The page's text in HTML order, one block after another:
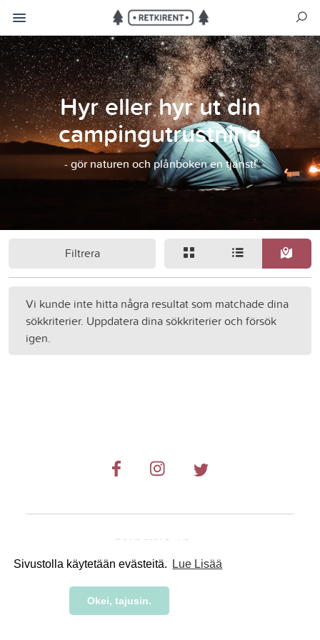
Sivustolla käytetään evästeitä. Lue Lisää
Okei, tajusin.
Hyr eller hyr ut din
campingutrustning
- gör naturen och plånboken en tjänst!
Filtrera
Vi kunde inte hitta några resultat som matchade dina
sökkriterier. Uppdatera dina sökkriterier och försök
igen.
© 2019-2024 RetkiRent .